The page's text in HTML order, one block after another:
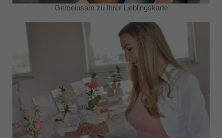
Gemeinsam zu Ihrer Lieblingskarte